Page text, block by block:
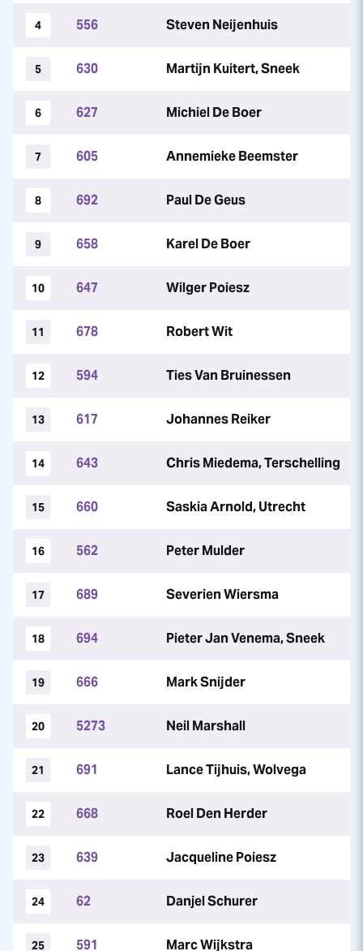
4 556 Steven Neijenhuis
5 630 Martijn Kuitert, Sneek
6 627 Michiel De Boer
7 605 Annemieke Beemster
8 692 Paul De Geus
9 658 Karel De Boer
10 647 Wilger Poiesz
11 678 Robert Wit
12 594 Ties Van Bruinessen
13 617 Johannes Reiker
14 643 Chris Miedema, Terschelling
15 660 Saskia Arnold, Utrecht
16 562 Peter Mulder
17 689 Severien Wiersma
18 694 Pieter Jan Venema, Sneek
19 666 Mark Snijder
20 5273 Neil Marshall
21 691 Lance Tijhuis, Wolvega
22 668 Roel Den Herder
23 639 Jacqueline Poiesz
24 62 Danjel Schurer
25 591 Marc Wijkstra